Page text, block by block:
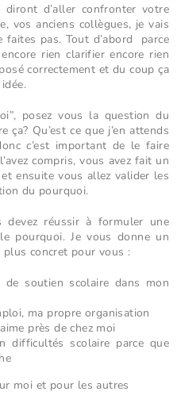
d’aller confronter votre
vos anciens collègues, je vais
faites pas. Tout d’abord parce
rien clarifier encore rien
correctement et du coup ça
posez vous la question du
ça? Qu’est ce que j’en attends
c’est important de le faire
compris, vous avez fait un
ensuite vous allez valider les
du pourquoi.
réussir à formuler une
pourquoi. Je vous donne un
concret pour vous :
soutien scolaire dans mon
ma propre organisation
près de chez moi
difficultés scolaire parce que
moi et pour les autres